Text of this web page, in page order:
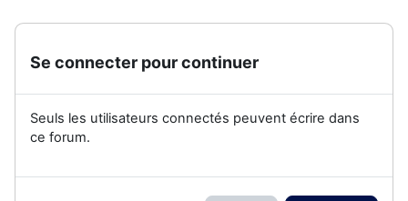
Se connecter pour continuer
Seuls les utilisateurs connectés peuvent écrire dans
ce forum.